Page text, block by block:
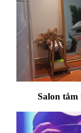
Salon